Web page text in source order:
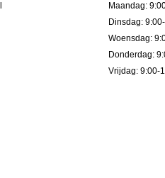
Maandag:
Dinsdag:
Woensdag:
Donderdag:
Vrijdag: 9:00-